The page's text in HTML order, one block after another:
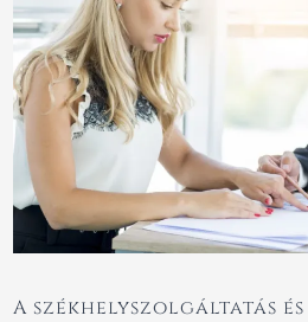
A székhelyszolgáltatás